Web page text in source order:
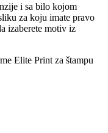
i sa bilo kojom
za koju imate pravo
izaberete motiv iz
Elite Print za štampu